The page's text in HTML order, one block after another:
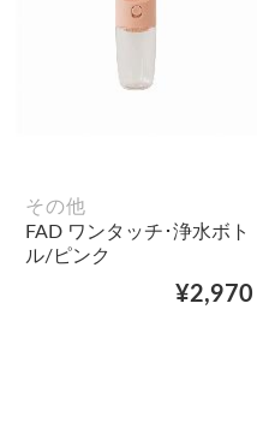
その他
FAD ワンタッチ･浄水ボト
ル/ピンク
¥2,970